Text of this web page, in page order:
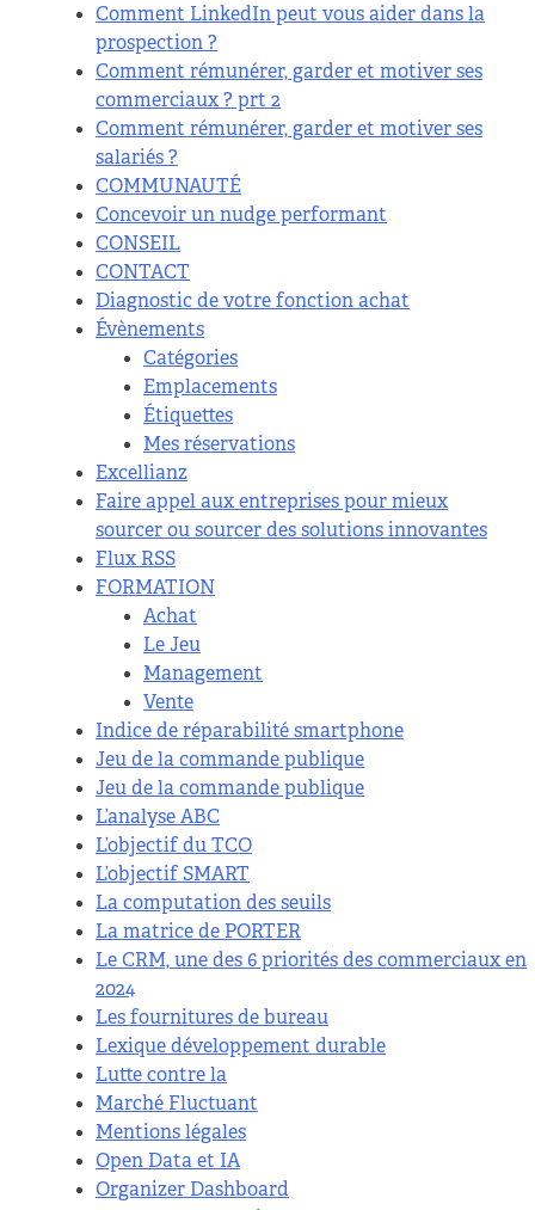
Comment LinkedIn peut vous aider dans la
prospection ?
Comment rémunérer, garder et motiver ses
commerciaux ? prt 2
Comment rémunérer, garder et motiver ses
salariés ?
COMMUNAUTÉ
Concevoir un nudge performant
CONSEIL
CONTACT
Diagnostic de votre fonction achat
Évènements
Catégories
Emplacements
Étiquettes
Mes réservations
Excellianz
Faire appel aux entreprises pour mieux
sourcer ou sourcer des solutions innovantes
Flux RSS
FORMATION
Achat
Le Jeu
Management
Vente
Indice de réparabilité smartphone
Jeu de la commande publique
Jeu de la commande publique
L’analyse ABC
L’objectif du TCO
L’objectif SMART
La computation des seuils
La matrice de PORTER
Le CRM, une des 6 priorités des commerciaux en
2024
Les fournitures de bureau
Lexique développement durable
Lutte contre la
Marché Fluctuant
Mentions légales
Open Data et IA
Organizer Dashboard